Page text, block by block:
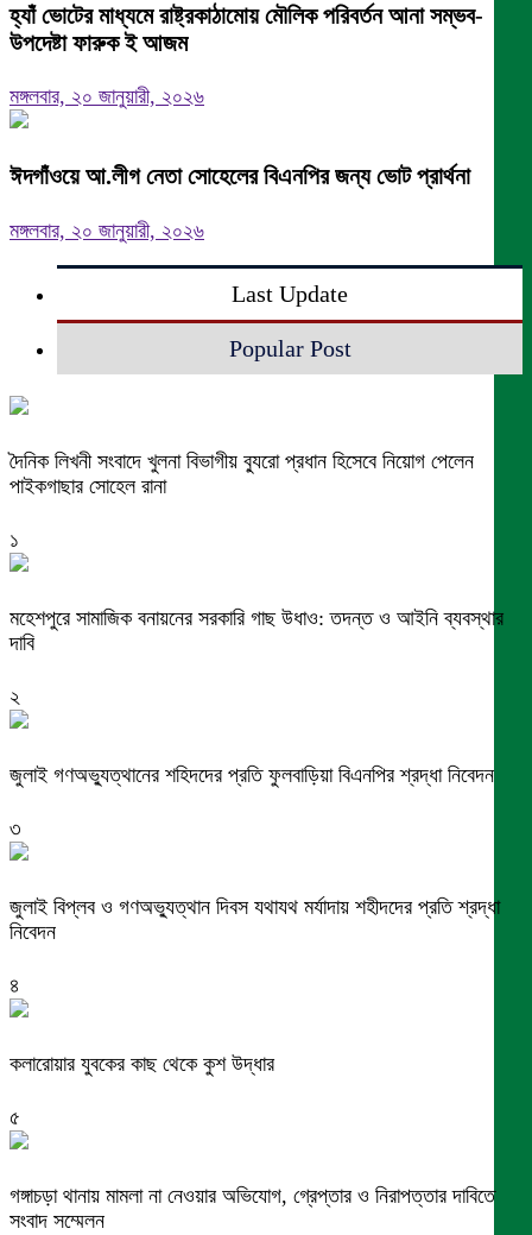
হ্যাঁ ভোটের মাধ্যমে রাষ্ট্রকাঠামোয় মৌলিক পরিবর্তন আনা সম্ভব-
উপদেষ্টা ফারুক ই আজম
মঙ্গলবার, ২০ জানুয়ারী, ২০২৬
ঈদগাঁওয়ে আ.লীগ নেতা সোহেলের বিএনপির জন্য ভোট প্রার্থনা
মঙ্গলবার, ২০ জানুয়ারী, ২০২৬
Last Update
Popular Post
দৈনিক লিখনী সংবাদে খুলনা বিভাগীয় ব্যুরো প্রধান হিসেবে নিয়োগ পেলেন
পাইকগাছার সোহেল রানা
১
মহেশপুরে সামাজিক বনায়নের সরকারি গাছ উধাও: তদন্ত ও আইনি ব্যবস্থার
দাবি
২
জুলাই গণঅভ্যুত্থানের শহিদদের প্রতি ফুলবাড়িয়া বিএনপির শ্রদ্ধা নিবেদন
৩
জুলাই বিপ্লব ও গণঅভ্যুত্থান দিবস যথাযথ মর্যাদায় শহীদদের প্রতি শ্রদ্ধা
নিবেদন
৪
কলারোয়ার যুবকের কাছ থেকে কুশ উদ্ধার
৫
গঙ্গাচড়া থানায় মামলা না নেওয়ার অভিযোগ, গ্রেপ্তার ও নিরাপত্তার দাবিতে
সংবাদ সম্মেলন